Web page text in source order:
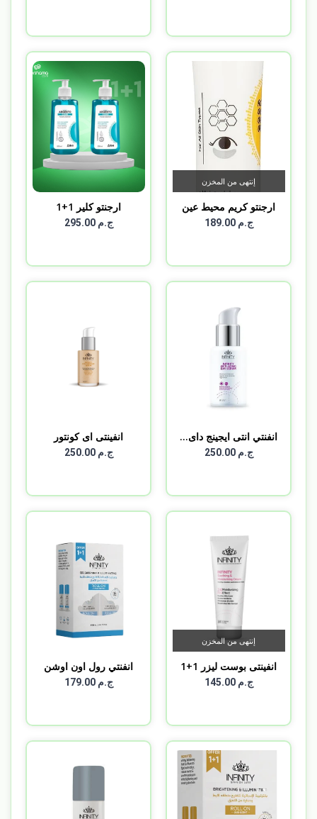
إنتهى من المخزن
ارجنتو كريم محيط عين
ج.م 189.00
ارجنتو كلير 1+1
ARGENT...
ج.م 295.00
انفنتي انتى ايجينج داى...
ج.م 250.00
انفينتى اى كونتور
ج.م 250.00
إنتهى من المخزن
انفينتى بوست ليزر 1+1
ج.م 145.00
انفنتي رول اون اوشن
بري...ج.م 179.00